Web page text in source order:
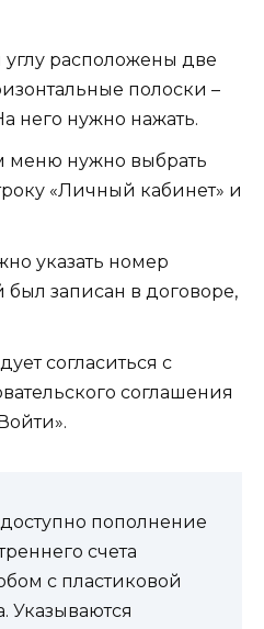
расположены две
полоски –
него нужно нажать.
меню нужно выбрать
«Личный кабинет» и
указать номер
был записан в договоре,
согласиться с
соглашения
пополнение
счета
с пластиковой
Указываются